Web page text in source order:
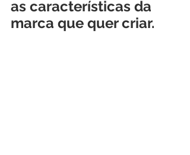
as características da
marca que quer criar.